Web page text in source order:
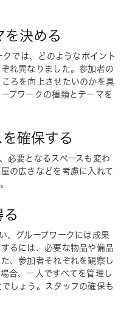
を決める
では、どのようなポイント
れ異なりました。参加者の
ろを向上させたいのかを具
プワークの種類とテーマを
確保する
必要となるスペースも変わ
の広さなどを考慮に入れて
る
、グループワークには成果
るには、必要な物品や備品
、参加者それぞれを観察し
合、一人ですべてを管理し
しょう。スタッフの確保も